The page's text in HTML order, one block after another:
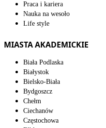
Praca i kariera
Nauka na wesoło
Life style
MIASTA AKADEMICKIE
Biała Podlaska
Białystok
Bielsko-Biała
Bydgoszcz
Chełm
Ciechanów
Częstochowa